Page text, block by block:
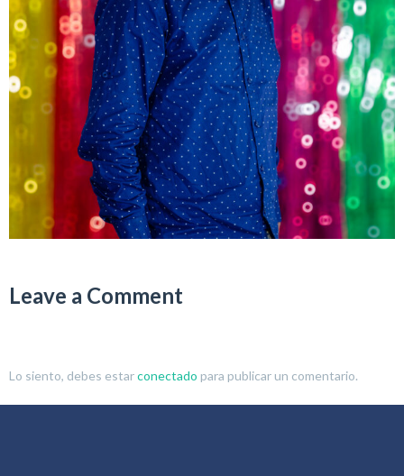
Leave a Comment
Lo siento, debes estarconectado para publicar un comentario.